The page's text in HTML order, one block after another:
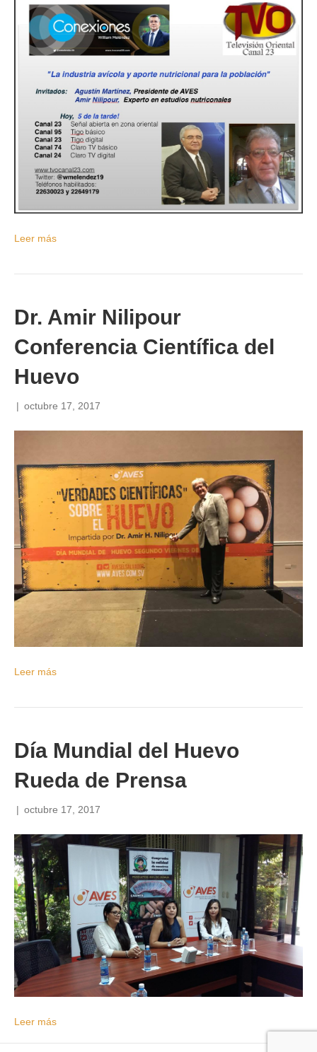
Leer más
Dr. Amir Nilipour
Conferencia Científica del
Huevo
| octubre 17, 2017
Leer más
Día Mundial del Huevo
Rueda de Prensa
| octubre 17, 2017
Leer más